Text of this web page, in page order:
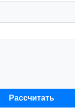
Рассчитать